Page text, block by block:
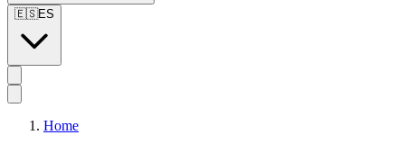
🇪🇸ES
Home